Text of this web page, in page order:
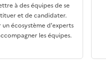
à des équipes de se
et de candidater.
un écosystème d'experts
les équipes.